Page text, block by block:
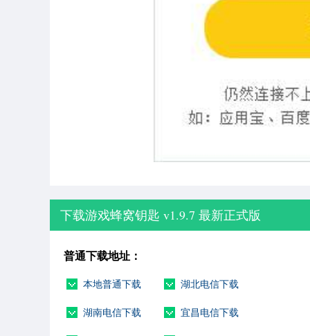
下载游戏蜂窝钥匙 v1.9.7 最新正式版
普通下载地址：
本地普通下载 湖北电信下载
湖南电信下载 宜昌电信下载